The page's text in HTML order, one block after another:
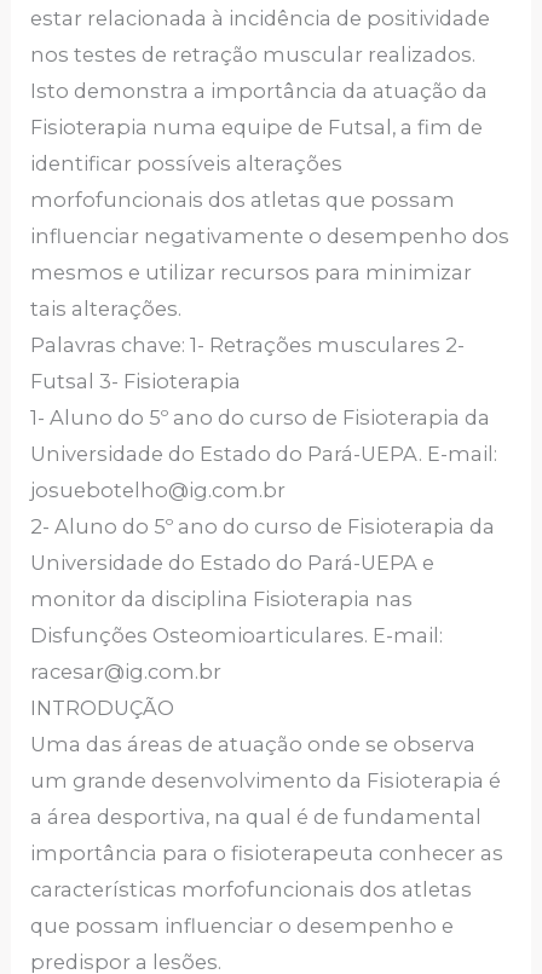
estar relacionada à incidência de positividade
nos testes de retração muscular realizados.
Isto demonstra a importância da atuação da
Fisioterapia numa equipe de Futsal, a fim de
identificar possíveis alterações
morfofuncionais dos atletas que possam
influenciar negativamente o desempenho dos
mesmos e utilizar recursos para minimizar
tais alterações.
Palavras chave: 1- Retrações musculares 2-
Futsal 3- Fisioterapia
1- Aluno do 5º ano do curso de Fisioterapia da
Universidade do Estado do Pará-UEPA. E-mail:
josuebotelho@ig.com.br
2- Aluno do 5º ano do curso de Fisioterapia da
Universidade do Estado do Pará-UEPA e
monitor da disciplina Fisioterapia nas
Disfunções Osteomioarticulares. E-mail:
racesar@ig.com.br
INTRODUÇÃO
Uma das áreas de atuação onde se observa
um grande desenvolvimento da Fisioterapia é
a área desportiva, na qual é de fundamental
importância para o fisioterapeuta conhecer as
características morfofuncionais dos atletas
que possam influenciar o desempenho e
predispor a lesões.